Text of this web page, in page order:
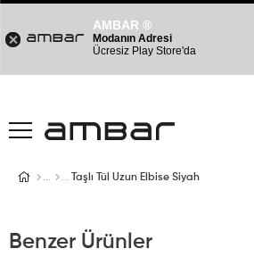
Taşlı Tül Uzun Elbise Siyah
Benzer Ürünler
AMBAR ®
Modanın Adresi
Ücresiz Play Store'da